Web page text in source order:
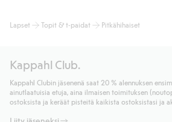
kotiinkuljetusta). Toimituskulut poistuvat
noutopisteeseen tai pakettiautomaattiin ja
kotiinkuljetuksella 6,99 €, riippumatta
Lue lisää
maksutavat, kuten laskun, sekä muita
Lisätietoja Klarnan maksuehdoista
Lue lisää
Lapset Topit & t-paidat Pitkähihaiset
Kappahl Club.
Kappahl Clubin jäsenenä saat 20 % alennuksen
ainutlaatuisia etuja, aina ilmaisen toimituksen
ostoksista ja keräät pisteitä kaikista ostoksistasi ja